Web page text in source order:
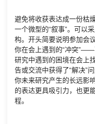
避免将收获表达成一份枯
一个微型的“叙事”。可以
构。开头简要说明参加会
你在会上遇到的“冲突
研究中遇到的困境在会上
告或交流中获得了“解决”
你未来研究产生的长远影
的表达更具吸引力，也更
程。